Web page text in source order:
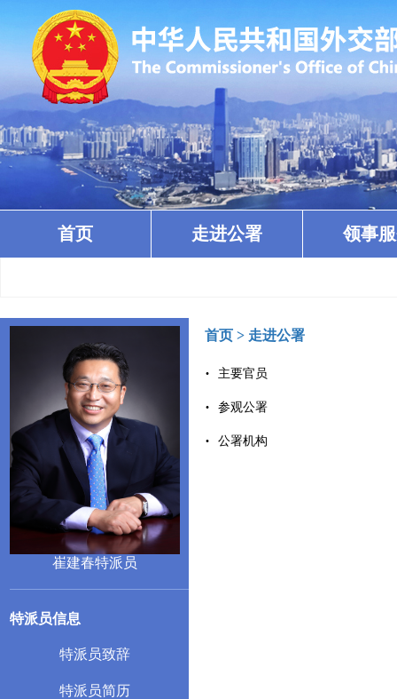
首页 走进公署 领事
崔建春特派员
特派员信息
特派员致辞
特派员简历
首页 > 走进公署
主要官员
参观公署
公署机构